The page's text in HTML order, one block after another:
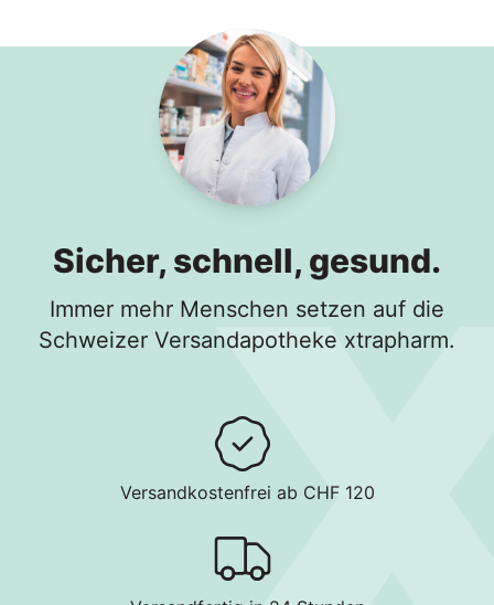
Sicher, schnell, gesund.
Immer mehr Menschen setzen auf die
Schweizer Versandapotheke xtrapharm.
Versandkostenfrei ab CHF 120